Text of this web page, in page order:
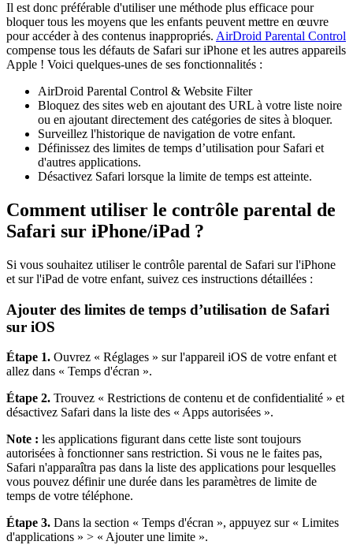
Il est donc préférable d'utiliser une méthode plus efficace pour
bloquer tous les moyens que les enfants peuvent mettre en œuvre
pour accéder à des contenus inappropriés. AirDroid Parental Control
compense tous les défauts de Safari sur iPhone et les autres appareils
Apple ! Voici quelques-unes de ses fonctionnalités :
AirDroid Parental Control & Website Filter
Bloquez des sites web en ajoutant des URL à votre liste noire
ou en ajoutant directement des catégories de sites à bloquer.
Surveillez l'historique de navigation de votre enfant.
Définissez des limites de temps d’utilisation pour Safari et
d'autres applications.
Désactivez Safari lorsque la limite de temps est atteinte.
Comment utiliser le contrôle parental de
Safari sur iPhone/iPad ?
Si vous souhaitez utiliser le contrôle parental de Safari sur l'iPhone
et sur l'iPad de votre enfant, suivez ces instructions détaillées :
Ajouter des limites de temps d’utilisation de Safari
sur iOS
Étape 1. Ouvrez « Réglages » sur l'appareil iOS de votre enfant et
allez dans « Temps d'écran ».
Étape 2. Trouvez « Restrictions de contenu et de confidentialité » et
désactivez Safari dans la liste des « Apps autorisées ».
Note : les applications figurant dans cette liste sont toujours
autorisées à fonctionner sans restriction. Si vous ne le faites pas,
Safari n'apparaîtra pas dans la liste des applications pour lesquelles
vous pouvez définir une durée dans les paramètres de limite de
temps de votre téléphone.
Étape 3. Dans la section « Temps d'écran », appuyez sur « Limites
d'applications » > « Ajouter une limite ».